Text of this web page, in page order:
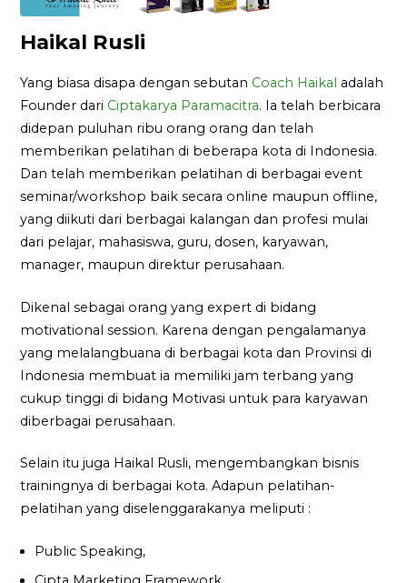
Haikal Rusli
Yang biasa disapa dengan sebutan Coach Haikal adalah
Founder dari Ciptakarya Paramacitra. Ia telah berbicara
didepan puluhan ribu orang orang dan telah
memberikan pelatihan di beberapa kota di Indonesia.
Dan telah memberikan pelatihan di berbagai event
seminar/workshop baik secara online maupun offline,
yang diikuti dari berbagai kalangan dan profesi mulai
dari pelajar, mahasiswa, guru, dosen, karyawan,
manager, maupun direktur perusahaan.
Dikenal sebagai orang yang expert di bidang
motivational session. Karena dengan pengalamanya
yang melalangbuana di berbagai kota dan Provinsi di
Indonesia membuat ia memiliki jam terbang yang
cukup tinggi di bidang Motivasi untuk para karyawan
diberbagai perusahaan.
Selain itu juga Haikal Rusli, mengembangkan bisnis
trainingnya di berbagai kota. Adapun pelatihan-
pelatihan yang diselenggarakanya meliputi :
Public Speaking,